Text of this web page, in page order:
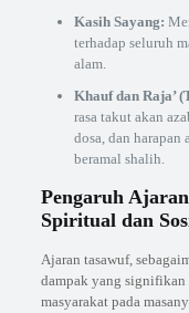
Kasih Sayang:
terhadap seluruh
alam.
Khauf dan Raja’
rasa takut akan
dosa, dan
beramal shalih.
Pengaruh
Spiritual dan
Ajaran tasawuf,
dampak yang
masyarakat pada